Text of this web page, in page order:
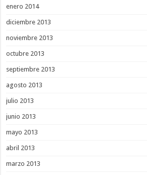
enero 2014
diciembre 2013
noviembre 2013
octubre 2013
septiembre 2013
agosto 2013
julio 2013
junio 2013
mayo 2013
abril 2013
marzo 2013